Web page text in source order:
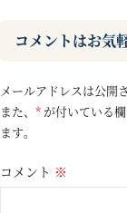
コメントはお気
メールアドレスは公開
また、 * が付いている
ます。
コメント ※